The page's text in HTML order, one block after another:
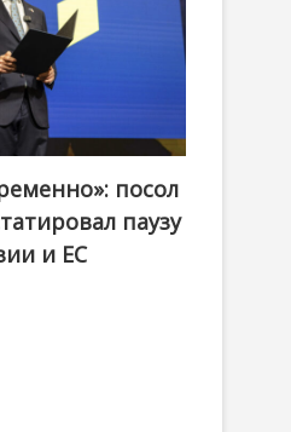
посол
паузу
и ЕС